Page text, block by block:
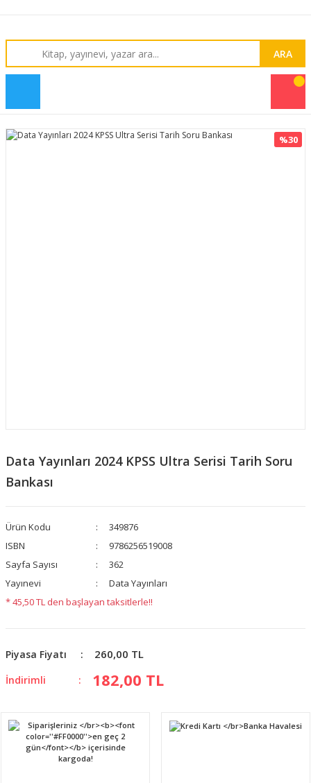
ARA
%30
Data Yayınları 2024 KPSS Ultra Serisi Tarih Soru
Bankası
Ürün Kodu
349876
ISBN
9786256519008
Sayfa Sayısı
362
Yayınevi
Data Yayınları
* 45,50 TL den başlayan taksitlerle!!
Piyasa Fiyatı 260,00 TL
İndirimli 182,00 TL